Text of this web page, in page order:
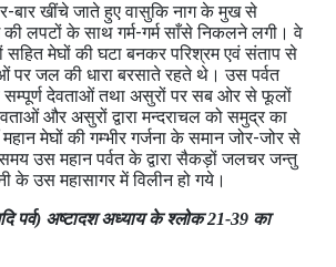
बार खींचे जाते हुए वासुकि नाग के मुख से
लपटों के साथ गर्म-गर्म साँसे निकलने लगी। वे
सहित मेघों की घटा बनकर परिश्रम एवं संताप से
पर जल की धारा बरसाते रहते थे। उस पर्वत
देवताओं तथा असुरों पर सब ओर से फूलों
और असुरों द्वारा मन्दराचल को समुद्र का
मेघों की गम्भीर गर्जना के समान जोर-जोर से
उस महान पर्वत के द्वारा सैकड़ों जलचर जन्तु
के उस महासागर में विलीन हो गये।
पर्व) अष्टादश अध्‍याय के श्लोक 21-39 का